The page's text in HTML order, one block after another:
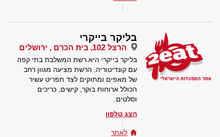
בליקר בייקרי
הרצל 102, בית הכרם , ירושלים
בליקר בייקרי היא רשת המשלבת בתי קפה
עם קונדיטוריה. הרשת מציעה מגוון רחב
של מאפים ומתוקים לצד תפריט עשיר
הכולל ארוחות בוקר, קישים, כריכים
וסלטים.
הצג טלפון
לאתר